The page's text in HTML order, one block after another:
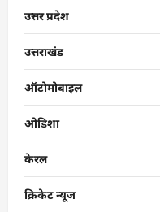
उत्तर प्रदेश
उत्तराखंड
ऑटोमोबाइल
ओडिशा
केरल
क्रिकेट न्यूज